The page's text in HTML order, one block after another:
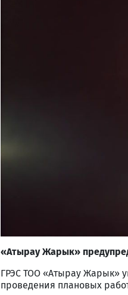
«Атырау Жарык»
ГРЭС ТОО «Атырау Жарык»
проведения плановых